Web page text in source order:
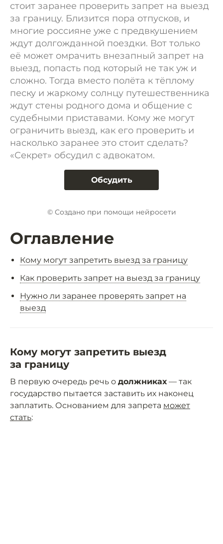
стоит заранее проверить запрет на выезд
за границу. Близится пора отпусков, и
многие россияне уже с предвкушением
ждут долгожданной поездки. Вот только
её может омрачить внезапный запрет на
выезд, попасть под который не так уж и
сложно. Тогда вместо полёта к тёплому
песку и жаркому солнцу путешественника
ждут стены родного дома и общение с
судебными приставами. Кому же могут
ограничить выезд, как его проверить и
насколько заранее это стоит сделать?
«Секрет» обсудил с адвокатом.
Обсудить
© Создано при помощи нейросети
Оглавление
Кому могут запретить выезд за границу
Как проверить запрет на выезд за границу
Нужно ли заранее проверять запрет на
выезд
Кому могут запретить выезд
за границу
В первую очередь речь о должниках— так
государство пытается заставить их наконец
заплатить. Основанием для запрета может
стать: